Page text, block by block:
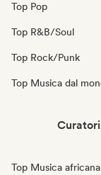
Top Pop
Top R&B/Soul
Top Rock/Punk
Top Musica dal
Top Musica africana